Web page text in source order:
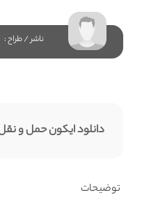
ناشر / طراح :
دانلود ایکون حمل و
توضیحات